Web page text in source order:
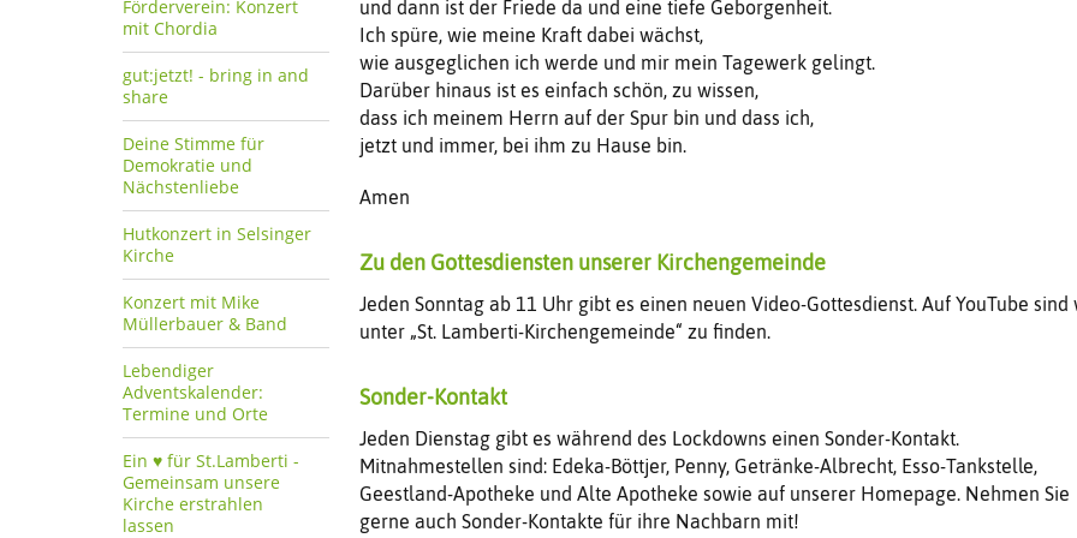
Förderverein: Konzert
mit Chordia
gut:jetzt! - bring in and
share
Deine Stimme für
Demokratie und
Nächstenliebe
Hutkonzert in Selsinger
Kirche
Konzert mit Mike
Müllerbauer & Band
Lebendiger
Adventskalender:
Termine und Orte
Ein ♥️ für St.Lamberti -
Gemeinsam unsere
Kirche erstrahlen
lassen
und dann ist der Friede da und eine tiefe Geborgenheit.
Ich spüre, wie meine Kraft dabei wächst,
wie ausgeglichen ich werde und mir mein Tagewerk gelingt.
Darüber hinaus ist es einfach schön, zu wissen,
dass ich meinem Herrn auf der Spur bin und dass ich,
jetzt und immer, bei ihm zu Hause bin.
Amen
Zu den Gottesdiensten unserer Kirchengemeinde
Jeden Sonntag ab 11 Uhr gibt es einen neuen Video-Gottesdienst. Auf YouTube sind
unter „St. Lamberti-Kirchengemeinde“ zu finden.
Sonder-Kontakt
Jeden Dienstag gibt es während des Lockdowns einen Sonder-Kontakt.
Mitnahmestellen sind: Edeka-Böttjer, Penny, Getränke-Albrecht, Esso-Tankstelle,
Geestland-Apotheke und Alte Apotheke sowie auf unserer Homepage. Nehmen Sie
gerne auch Sonder-Kontakte für ihre Nachbarn mit!